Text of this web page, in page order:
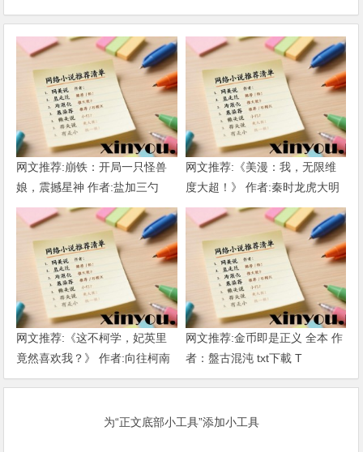
网文推荐:崩铁：开局一只怪兽
娘，震撼星神 作者:盐加三勺
（1-218）TXT下载
网文推荐:《美漫：我，无限维
度大超！》 作者:秦时龙虎大明
1-802章 TXT下载
网文推荐:《这不柯学，妃英里
竟然喜欢我？》 作者:向往柯南
1-189章 TXT下载
网文推荐:金币即是正义 全本 作
者：盤古混沌 txt下載 T
为“正文底部小工具”添加小工具